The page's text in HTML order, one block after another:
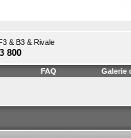
& B3 & Rivale
800
FAQ Galerie